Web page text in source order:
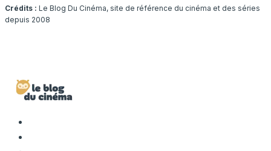
Crédits : Le Blog Du Cinéma, site de référence du cinéma et des séries
depuis 2008